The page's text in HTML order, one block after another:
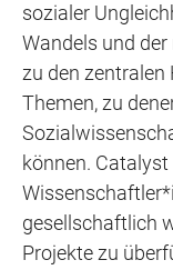
sozialer
Wandels und
zu den
Themen, zu
können.
gesellschaftlich
Projekte zu